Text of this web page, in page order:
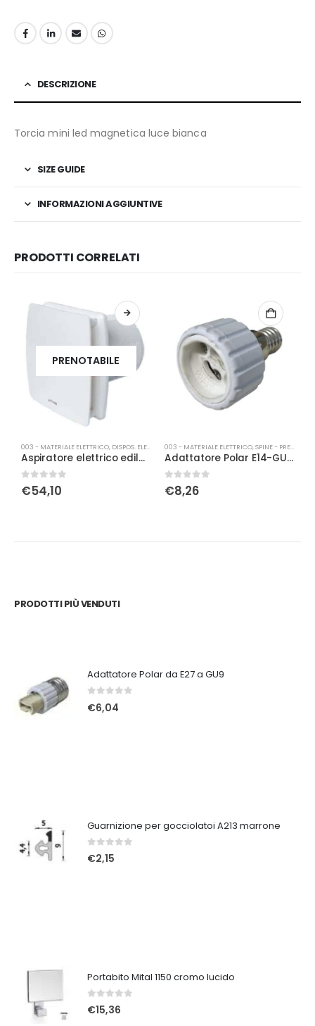
DESCRIZIONE
Torcia mini led magnetica luce bianca
SIZE GUIDE
INFORMAZIONI AGGIUNTIVE
PRODOTTI CORRELATI
PRENOTABILE
003 - MATERIALE ELETTRICO, DISPOS. ELETTRONICI VARI
Aspiratore elettrico edilplast per bagno bianco Ø10
0Su 5
€54,10
003 - MATERIALE ELETTRICO,SPINE - PRESE - MULTIPLE
Adattatore Polar E14-GU10
0Su 5
€8,26
PRODOTTI PIÙ VENDUTI
Adattatore Polar da E27 a GU9
Su 5
€6,04
Guarnizione per gocciolatoi A213 marrone
0Su 5
€2,15
Portabito Mital 1150 cromo lucido
0Su 5
€15,36